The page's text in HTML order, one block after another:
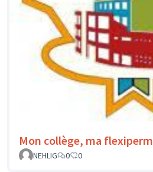
Mon collège, ma flexiperm
NEHLIG
0 0